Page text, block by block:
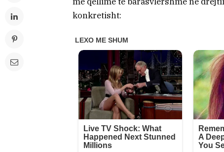
konkretisht: